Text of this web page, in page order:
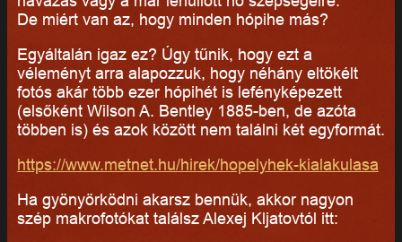
De miért van az, hogy minden hópihe más?
Egyáltalán igaz ez? Úgy tűnik, hogy ezt a
véleményt arra alapozzuk, hogy néhány eltökélt
fotós akár több ezer hópihét is lefényképezett
(elsőként Wilson A. Bentley 1885-ben, de azóta
többen is) és azok között nem találni két egyformát.
https://www.metnet.hu/hirek/hopelyhek-kialakulasa
Ha gyönyörködni akarsz bennük, akkor nagyon
szép makrofotókat találsz Alexej Kljatovtól itt: